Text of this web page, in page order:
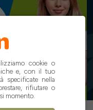
cookie o
e, con il tuo
specificate nella
rifiutare o
momento.